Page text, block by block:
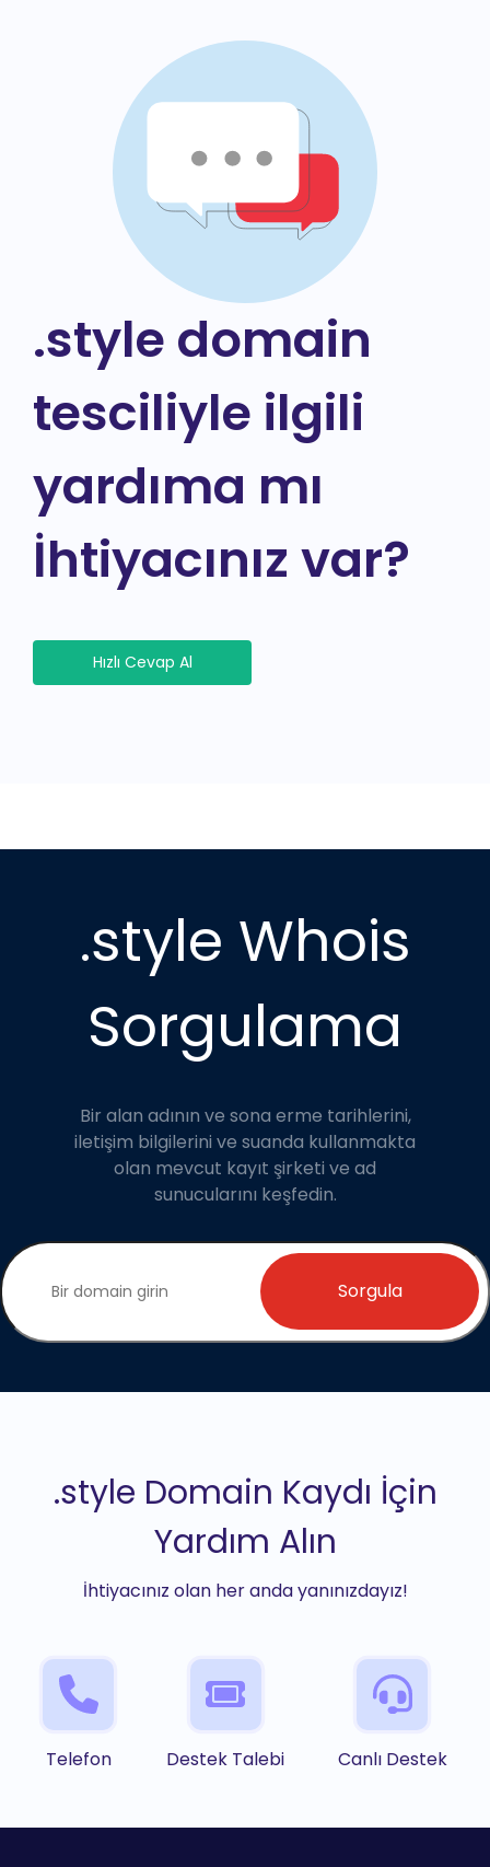
.style domain
tesciliyle ilgili
yardıma mı
İhtiyacınız var?
Hızlı Cevap Al
.style Whois
Sorgulama
Bir alan adının ve sona erme tarihlerini,
iletişim bilgilerini ve suanda kullanmakta
olan mevcut kayıt şirketi ve ad
sunucularını keşfedin.
Sorgula
.style Domain Kaydı İçin
Yardım Alın
İhtiyacınız olan her anda yanınızdayız!
Telefon Destek Talebi Canlı Destek